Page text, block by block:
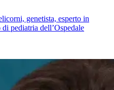
genetista, esperto in
pediatria dell’Ospedale